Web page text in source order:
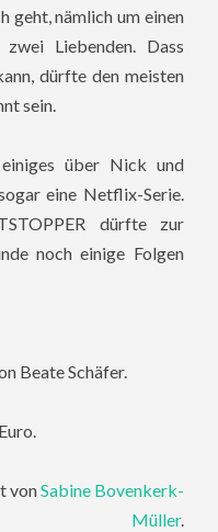
geht, nämlich um einen
Liebenden. Dass
dürfte den meisten
sein.
über Nick und
eine Netflix-Serie.
dürfte zur
noch einige Folgen
Beate Schäfer.
vonSabine Bovenkerk-
Müller.